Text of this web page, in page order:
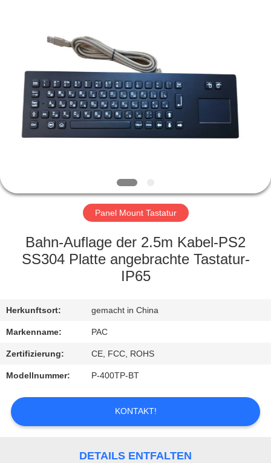
PRODUKTE
ÜBER
FABRIK-
QUALITÄTSKONTROLLE
SIE
MIT
UNS
IN
VERBINDUNG
FORDERN
industrialkeyboardmouse.com.
Panel Mount Tastatur
Bahn-Auflage der 2.5m Kabel-PS2
SS304 Platte angebrachte Tastatur-
IP65
Herkunftsort: gemacht in China
Markenname: PAC
Zertifizierung: CE, FCC, ROHS
Modellnummer: P-400TP-BT
KONTAKT!
DETAILS ENTFALTEN